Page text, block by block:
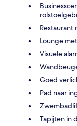
Lounge
Visuele
Goed
Pad naar
Tapijten in